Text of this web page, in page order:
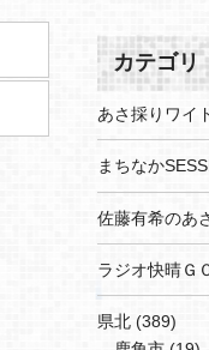
カテゴリ
あさ採りワイ
まちなか
佐藤有希のあ
ラジオ快晴Ｇ
県北 (389)